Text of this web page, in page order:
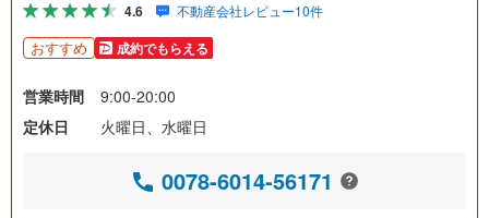
4.6 不動産会社レビュー10件
おすすめ 成約でもらえる
営業時間
9:00-20:00
定休日
火曜日、水曜日
0078-6014-56171